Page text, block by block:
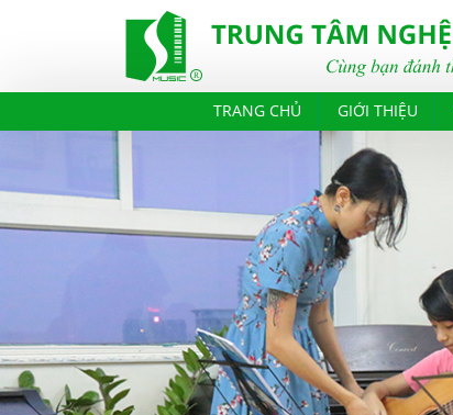
TRANG CHỦ GIỚI THIỆU